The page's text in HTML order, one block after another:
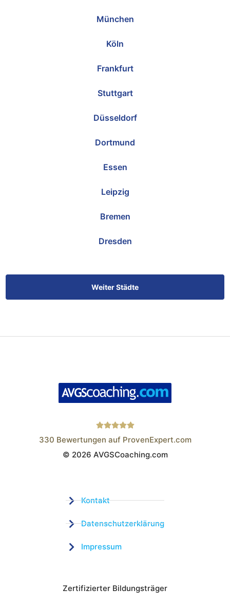
München
Köln
Frankfurt
Stuttgart
Düsseldorf
Dortmund
Essen
Leipzig
Bremen
Dresden
Weiter Städte
Wistor GmbH
330 Bewertungen auf ProvenExpert.com
© 2026 AVGSCoaching.com
Kontakt
Datenschutzerklärung
Impressum
Zertifizierter Bildungsträger